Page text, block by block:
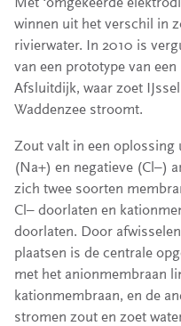
winnen uit het verschil in
rivierwater. In 2010 is
van een prototype van
Afsluitdijk, waar zoet
Waddenzee stroomt.
Zout valt in een oplossing
(Na+) en negatieve (Cl–)
zich twee soorten
Cl– doorlaten en
doorlaten. Door
plaatsen is de centrale
met het anionmembraan
kationmembraan, en de
stromen zout en zoet